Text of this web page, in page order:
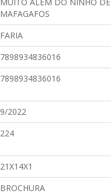
MAFAGAFOS
FARIA
7898934836016
7898934836016
9/2022
224
21X14X1
BROCHURA